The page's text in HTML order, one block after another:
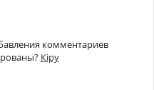
комментариев
Кіру